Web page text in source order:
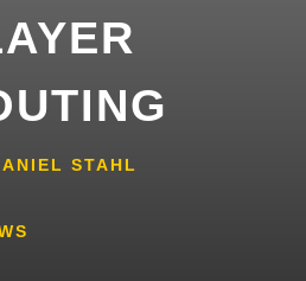
STAHL